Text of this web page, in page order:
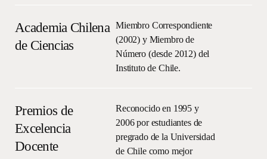
Academia Chilena
de Ciencias
Miembro Correspondiente
(2002) y Miembro de
Número (desde 2012) del
Instituto de Chile.
Premios de
Excelencia
Docente
Reconocido en 1995 y
2006 por estudiantes de
pregrado de la Universidad
de Chile como mejor